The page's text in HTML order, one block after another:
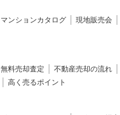
マンションカタログ 現地販売会
無料売却査定 不動産売却の流れ
高く売るポイント